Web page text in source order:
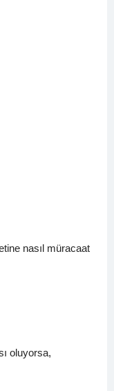
nasıl müracaat
oluyorsa,